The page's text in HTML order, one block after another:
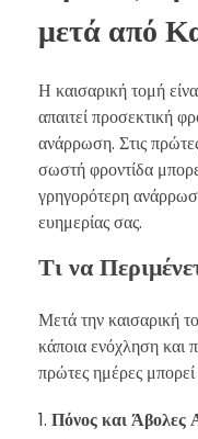
μετά από
Η καισαρική τομή
απαιτεί προσεκτική
ανάρρωση. Στις
σωστή φροντίδα
γρηγορότερη
ευημερίας σας.
Τι να
Μετά την καισαρική
κάποια ενόχληση και
πρώτες ημέρες
Πόνος και Άβολες